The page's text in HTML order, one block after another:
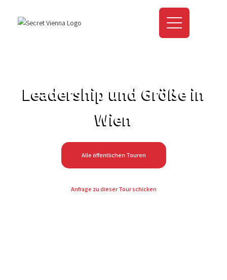
Leadership und Größe in
Wien
Alle öffentlichen Touren
Anfrage zu dieser Tour schicken